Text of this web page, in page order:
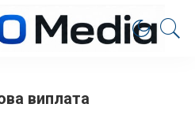
виплата